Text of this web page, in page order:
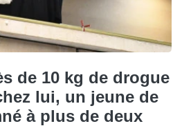
de 10 kg de drogue
lui, un jeune de
à plus de deux